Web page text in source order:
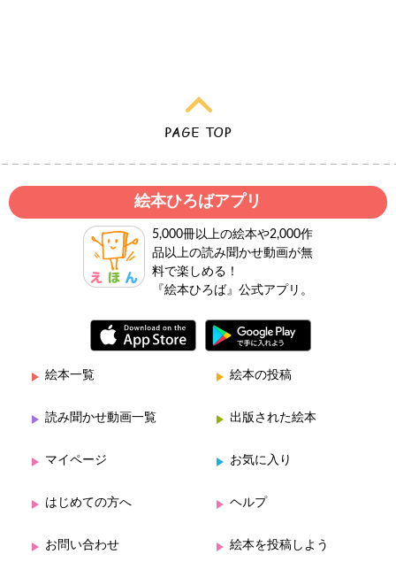
絵本ひろばアプリ
5,000冊以上の絵本や2,000作
品以上の読み聞かせ動画が無
料で楽しめる！
『絵本ひろば』公式アプリ。
絵本一覧 絵本の投稿
読み聞かせ動画一覧 出版された絵本
マイページ お気に入り
はじめての方へ ヘルプ
お問い合わせ 絵本を投稿しよう